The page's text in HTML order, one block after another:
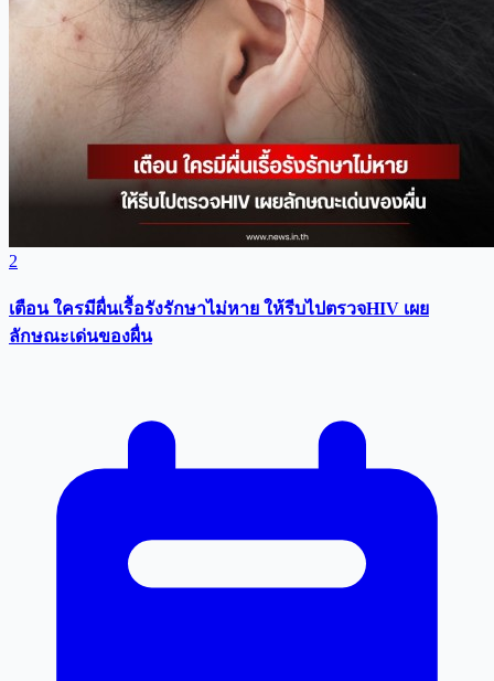
2
เตือน ใครมีผื่นเรื้อรังรักษาไม่หาย ให้รีบไปตรวจHIV เผย
ลักษณะเด่นของผื่น